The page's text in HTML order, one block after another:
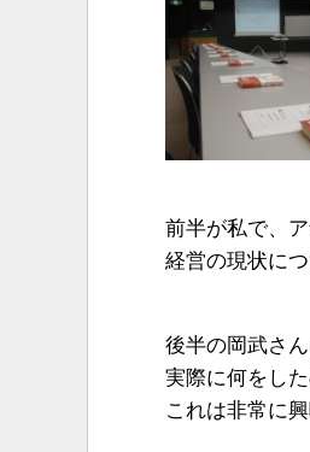
前半が私で、
経営の現状に
後半の岡武さ
実際に何をし
これは非常に